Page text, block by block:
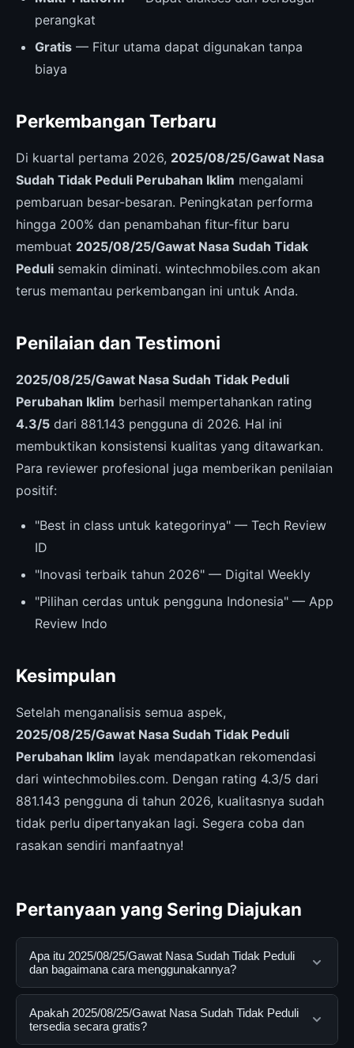
perangkat
Gratis — Fitur utama dapat digunakan tanpa
biaya
Perkembangan Terbaru
Di kuartal pertama 2026, 2025/08/25/Gawat Nasa
Sudah Tidak Peduli Perubahan Iklim mengalami
pembaruan besar-besaran. Peningkatan performa
hingga 200% dan penambahan fitur-fitur baru
membuat 2025/08/25/Gawat Nasa Sudah Tidak
Peduli semakin diminati. wintechmobiles.com akan
terus memantau perkembangan ini untuk Anda.
Penilaian dan Testimoni
2025/08/25/Gawat Nasa Sudah Tidak Peduli
Perubahan Iklim berhasil mempertahankan rating
4.3/5 dari 881.143 pengguna di 2026. Hal ini
membuktikan konsistensi kualitas yang ditawarkan.
Para reviewer profesional juga memberikan penilaian
positif:
"Best in class untuk kategorinya" — Tech Review
ID
"Inovasi terbaik tahun 2026" — Digital Weekly
"Pilihan cerdas untuk pengguna Indonesia" — App
Review Indo
Kesimpulan
Setelah menganalisis semua aspek,
2025/08/25/Gawat Nasa Sudah Tidak Peduli
Perubahan Iklim layak mendapatkan rekomendasi
dari wintechmobiles.com. Dengan rating 4.3/5 dari
881.143 pengguna di tahun 2026, kualitasnya sudah
tidak perlu dipertanyakan lagi. Segera coba dan
rasakan sendiri manfaatnya!
Pertanyaan yang Sering Diajukan
Apa itu 2025/08/25/Gawat Nasa Sudah Tidak Peduli
dan bagaimana cara menggunakannya?
2025/08/25/Gawat Nasa Sudah Tidak Peduli adalah
layanan digital yang dirancang untuk membantu
pengguna mendapatkan informasi lengkap dan
Apakah 2025/08/25/Gawat Nasa Sudah Tidak Peduli
tersedia secara gratis?